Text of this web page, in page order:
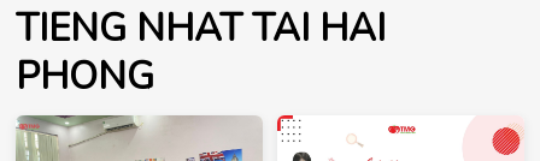
TIENG NHAT TAI HAI
PHONG